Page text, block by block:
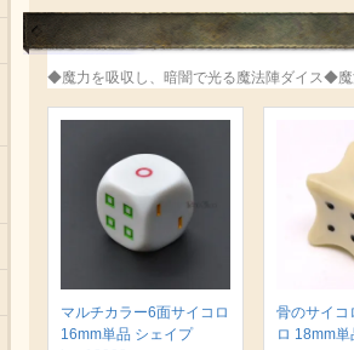
◆魔力を吸収し、暗闇で光る魔法陣ダイス◆魔
マルチカラー6面サイコロ
16mm単品 シェイプ
骨のサイコ
ロ 18mm単